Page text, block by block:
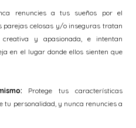
renuncies a tus sueños por el
parejas celosas y/o inseguras tratan
y apasionada, e intentan
en el lugar donde ellos sienten que
Protege tus características
tu personalidad, y nunca renuncies a